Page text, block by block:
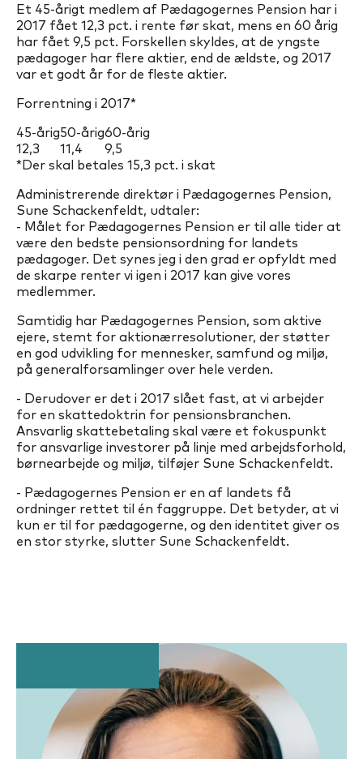
Et 45-årigt medlem af Pædagogernes Pension har i
2017 fået 12,3 pct. i rente før skat, mens en 60 årig
har fået 9,5 pct. Forskellen skyldes, at de yngste
pædagoger har flere aktier, end de ældste, og 2017
var et godt år for de fleste aktier.
Forrentning i 2017*
45-årig50-årig60-årig
12,3
11,4
9,5
*Der skal betales 15,3 pct. i skat
Administrerende direktør i Pædagogernes Pension,
Sune Schackenfeldt, udtaler:
- Målet for Pædagogernes Pension er til alle tider at
være den bedste pensionsordning for landets
pædagoger. Det synes jeg i den grad er opfyldt med
de skarpe renter vi igen i 2017 kan give vores
medlemmer.
Samtidig har Pædagogernes Pension, som aktive
ejere, stemt for aktionærresolutioner, der støtter
en god udvikling for mennesker, samfund og miljø,
på generalforsamlinger over hele verden.
- Derudover er det i 2017 slået fast, at vi arbejder
for en skattedoktrin for pensionsbranchen.
Ansvarlig skattebetaling skal være et fokuspunkt
for ansvarlige investorer på linje med arbejdsforhold,
børnearbejde og miljø, tilføjer Sune Schackenfeldt.
- Pædagogernes Pension er en af landets få
ordninger rettet til én faggruppe. Det betyder, at vi
kun er til for pædagogerne, og den identitet giver os
en stor styrke, slutter Sune Schackenfeldt.